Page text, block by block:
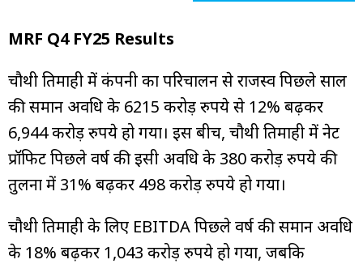
MRF Q4 FY25 Results
चौथी तिमाही में कंपनी का परिचालन से राजस्व पिछले साल
की समान अवधि के 6215 करोड़ रुपये से 12% बढ़कर
6,944 करोड़ रुपये हो गया। इस बीच, चौथी तिमाही में नेट
प्रॉफिट पिछले वर्ष की इसी अवधि के 380 करोड़ रुपये की
तुलना में 31% बढ़कर 498 करोड़ रुपये हो गया।
चौथी तिमाही के लिए EBITDA पिछले वर्ष की समान अवधि
के 18% बढ़कर 1,043 करोड़ रुपये हो गया, जबकि